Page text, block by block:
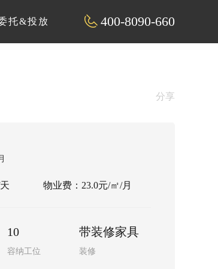
400-8090-660
托&投放
分享
物业费：23.0元/㎡/月
10
容纳工位
带装修家具
装修